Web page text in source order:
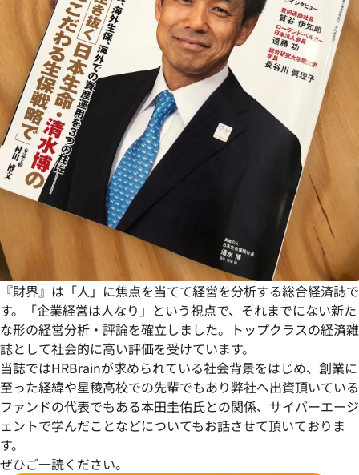
『財界』は「人」に焦点を当てて経営を分析する総合経済誌で
す。「企業経営は人なり」という視点で、それまでにない新た
な形の経営分析・評論を確立しました。トップクラスの経済雑
誌として社会的に高い評価を受けています。
当誌ではHRBrainが求められている社会背景をはじめ、創業に
至った経緯や星稜高校での先輩でもあり弊社へ出資頂いている
ファンドの代表でもある本田圭佑氏との関係、サイバーエージ
ェントで学んだことなどについてもお話させて頂いておりま
す。
ぜひご一読ください。